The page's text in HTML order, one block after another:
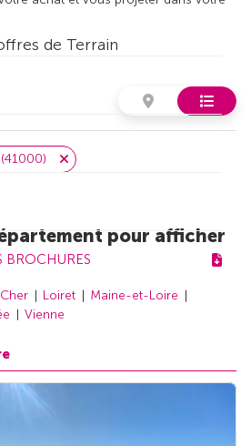
BROCHURES
de Terrain
pour afficher
Loiret
Maine-et-Loire
Vienne